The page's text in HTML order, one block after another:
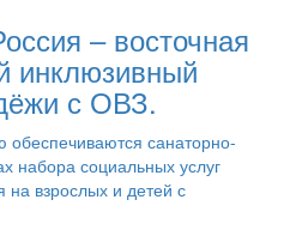
– восточная
инклюзивный
с ОВЗ.